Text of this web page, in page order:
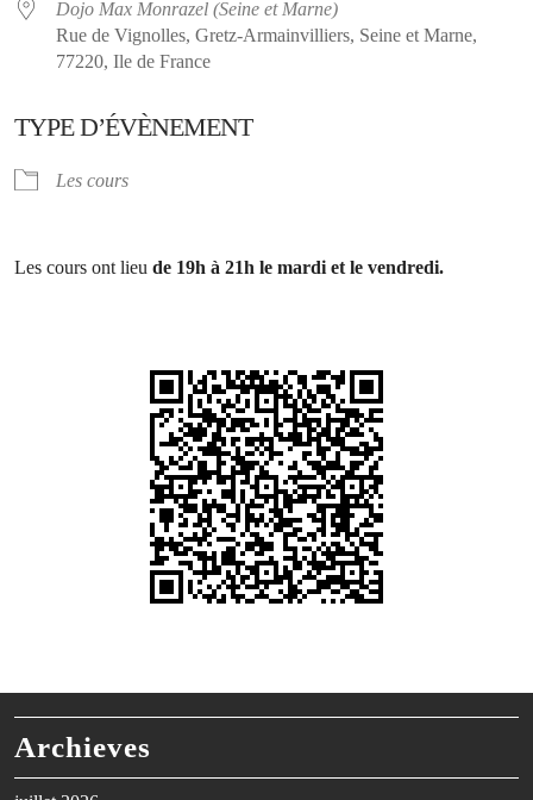
Dojo Max Monrazel (Seine et Marne)
Rue de Vignolles, Gretz-Armainvilliers, Seine et Marne,
77220, Ile de France
TYPE D’ÉVÈNEMENT
Les cours
Les cours ont lieu de 19h à 21h le mardi et le vendredi.
Archieves